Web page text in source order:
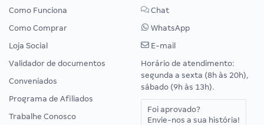
Como Funciona
Como Comprar
Loja Social
Validador de documentos
Conveniados
Programa de Afiliados
Trabalhe Conosco
Chat
WhatsApp
E-mail
Horário de atendimento:
segunda a sexta (8h às 20h),
sábado (9h às 13h).
Foi aprovado?
Envie-nos a sua história!